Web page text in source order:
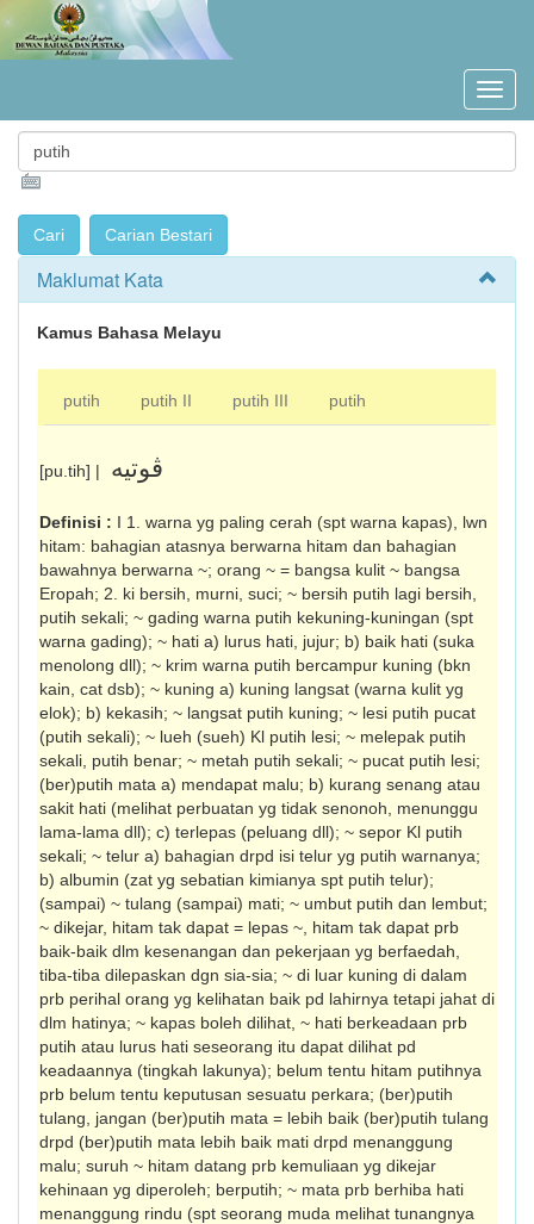
Maklumat Kata
Kamus Bahasa Melayu
putih putih II putih III putih
[pu.tih] | ڤوتيه
Definisi : I 1. warna yg paling cerah (spt warna kapas), lwn
hitam: bahagian atasnya berwarna hitam dan bahagian
bawahnya berwarna ~; orang ~ = bangsa kulit ~ bangsa
Eropah; 2. ki bersih, murni, suci; ~ bersih putih lagi bersih,
putih sekali; ~ gading warna putih kekuning-kuningan (spt
warna gading); ~ hati a) lurus hati, jujur; b) baik hati (suka
menolong dll); ~ krim warna putih bercampur kuning (bkn
kain, cat dsb); ~ kuning a) kuning langsat (warna kulit yg
elok); b) kekasih; ~ langsat putih kuning; ~ lesi putih pucat
(putih sekali); ~ lueh (sueh) Kl putih lesi; ~ melepak putih
sekali, putih benar; ~ metah putih sekali; ~ pucat putih lesi;
(ber)putih mata a) mendapat malu; b) kurang senang atau
sakit hati (melihat perbuatan yg tidak senonoh, menunggu
lama-lama dll); c) terlepas (peluang dll); ~ sepor Kl putih
sekali; ~ telur a) bahagian drpd isi telur yg putih warnanya;
b) albumin (zat yg sebatian kimianya spt putih telur);
(sampai) ~ tulang (sampai) mati; ~ umbut putih dan lembut;
~ dikejar, hitam tak dapat = lepas ~, hitam tak dapat prb
baik-baik dlm kesenangan dan pekerjaan yg berfaedah,
tiba-tiba dilepaskan dgn sia-sia; ~ di luar kuning di dalam
prb perihal orang yg kelihatan baik pd lahirnya tetapi jahat di
dlm hatinya; ~ kapas boleh dilihat, ~ hati berkeadaan prb
putih atau lurus hati seseorang itu dapat dilihat pd
keadaannya (tingkah lakunya); belum tentu hitam putihnya
prb belum tentu keputusan sesuatu perkara; (ber)putih
tulang, jangan (ber)putih mata = lebih baik (ber)putih tulang
drpd (ber)putih mata lebih baik mati drpd menanggung
malu; suruh ~ hitam datang prb kemuliaan yg dikejar
kehinaan yg diperoleh; berputih; ~ mata prb berhiba hati
menang­gung rindu (spt seorang muda melihat tunang­nya